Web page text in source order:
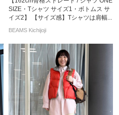
SIZE・Tシャツ サイズ1・ボトムス サ
イズ2】 【サイズ感】Tシャツは肩幅...
BEAMS Kichijoji